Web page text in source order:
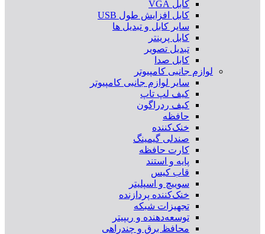
کابل VGA
کابل افزایش طول USB
سایر کابل و تبدیل ها
کابل پرینتر
تبدیل تصویر
کابل صدا
لوازم جانبی کامپیوتر
سایر لوازم جانبی کامپیوتر
کیف لپ تاپ
کیف ردراگون
حافظه
خنک‌کننده
صندلی گیمینگ
کارت حافظه
پایه و استند
قاب کیس
سوییچ و اسپلیتر
خنک‌کننده پردازنده
تجهیزات شبکه
توسعه‌دهنده و ریپیتر
محافظ برق و چندراهی